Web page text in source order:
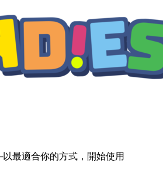
最適合你的方式，開始使用